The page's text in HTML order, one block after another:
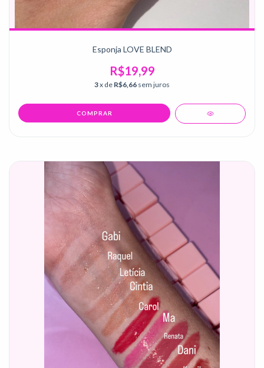
Esponja LOVE BLEND
R$19,99
3x de R$6,66 sem juros